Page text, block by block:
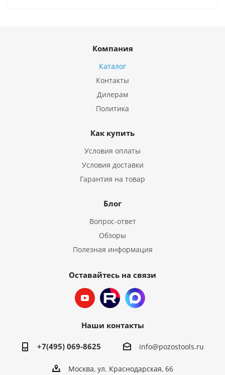
Компания
Каталог
Контакты
Дилерам
Политика
Как купить
Условия оплаты
Условия доставки
Гарантия на товар
Блог
Вопрос-ответ
Обзоры
Полезная информация
Оставайтесь на связи
Наши контакты
+7(495) 069-8625 info@pozostools.ru
Москва, ул. Краснодарская, 66